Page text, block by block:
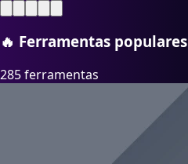
🔥 Ferramentas populares
285 ferramentas